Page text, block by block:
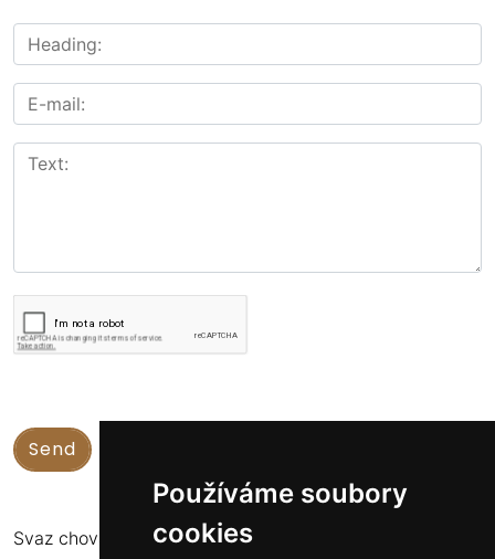
Používáme soubory
cookies
Svaz chovatelů koní Kinských